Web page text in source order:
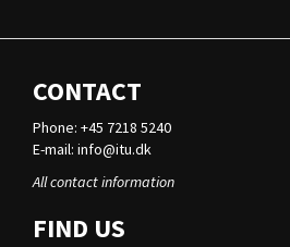
CONTACT
Phone: +45 7218 5240
E-mail: info@itu.dk
All contact information
FIND US